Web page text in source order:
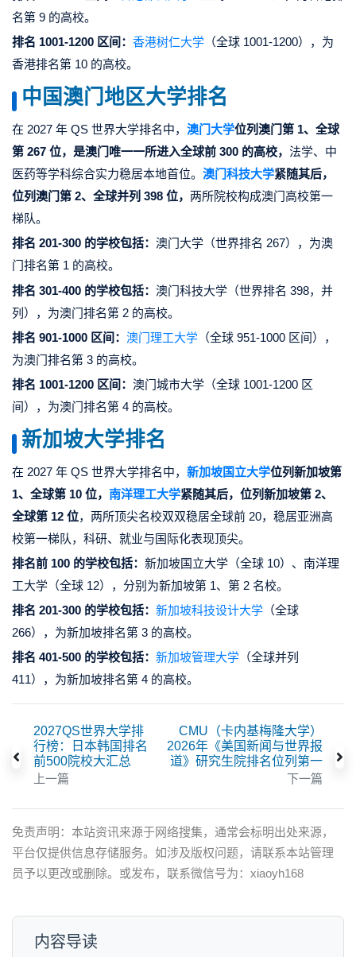
名第 9 的高校。
排名 1001-1200 区间： 香港树仁大学 （全球 1001-1200），为
香港排名第 10 的高校。
中国澳门地区大学排名
在 2027 年 QS 世界大学排名中， 澳门大学位列澳门第 1、全球
第 267 位，是澳门唯一一所进入全球前 300 的高校， 法学、中
医药等学科综合实力稳居本地首位。 澳门科技大学紧随其后，
位列澳门第 2、全球并列 398 位， 两所院校构成澳门高校第一
梯队。
排名 201-300 的学校包括： 澳门大学（世界排名 267），为澳
门排名第 1 的高校。
排名 301-400 的学校包括： 澳门科技大学（世界排名 398，并
列），为澳门排名第 2 的高校。
排名 901-1000 区间： 澳门理工大学 （全球 951-1000 区间），
为澳门排名第 3 的高校。
排名 1001-1200 区间： 澳门城市大学（全球 1001-1200 区
间），为澳门排名第 4 的高校。
新加坡大学排名
在 2027 年 QS 世界大学排名中， 新加坡国立大学位列新加坡第
1、全球第 10 位， 南洋理工大学紧随其后，位列新加坡第 2、
全球第 12 位，两所顶尖名校双双稳居全球前 20，稳居亚洲高
校第一梯队，科研、就业与国际化表现顶尖。
排名前 100 的学校包括： 新加坡国立大学（全球 10）、南洋理
工大学（全球 12），分别为新加坡第 1、第 2 名校。
排名 201-300 的学校包括： 新加坡科技设计大学 （全球
266），为新加坡排名第 3 的高校。
排名 401-500 的学校包括： 新加坡管理大学 （全球并列
411），为新加坡排名第 4 的高校。
2027QS世界大学排
行榜：日本韩国排名
前500院校大汇总
上一篇
CMU（卡内基梅隆大学）
2026年《美国新闻与世界报
道》研究生院排名位列第一
下一篇
免责声明：本站资讯来源于网络搜集，通常会标明出处来源，
平台仅提供信息存储服务。如涉及版权问题，请联系本站管理
员予以更改或删除。或发布，联系微信号为：xiaoyh168
内容导读